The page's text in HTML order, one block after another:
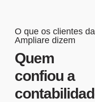
O que os clientes da
Ampliare dizem
Quem
confiou a